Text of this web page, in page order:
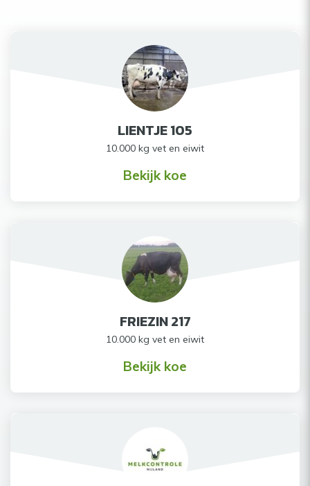
LIENTJE 105
10.000 kg vet en eiwit
Bekijk koe
FRIEZIN 217
10.000 kg vet en eiwit
Bekijk koe